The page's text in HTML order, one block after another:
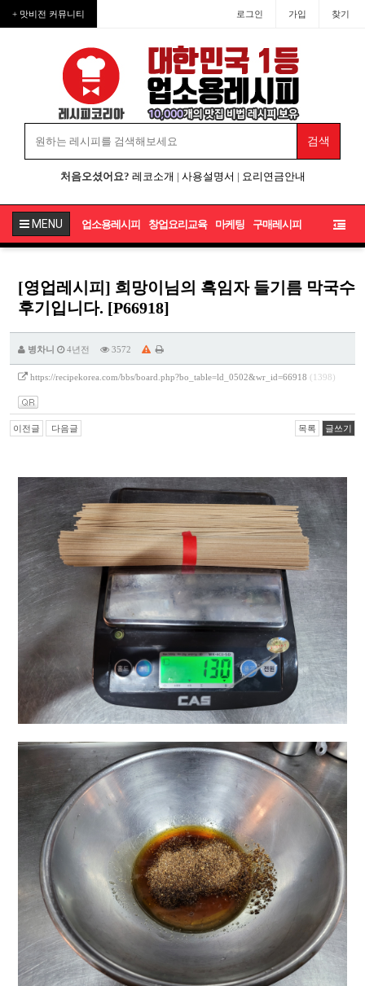
+ 맛비전 커뮤니티 로그인 가입 찾기
처음오셨어요? 레코소개 | 사용설명서 | 요리연금안내
MENU 업소용레시피 창업요리교육 마케팅 구매레시피
[영업레시피] 희망이님의 흑임자 들기름 막국수
후기입니다. [P66918]
병차니 4년전 3572
https://recipekorea.com/bbs/board.php?bo_table=ld_0502&wr_id=66918 (1398)
이전글 다음글 목록 글쓰기